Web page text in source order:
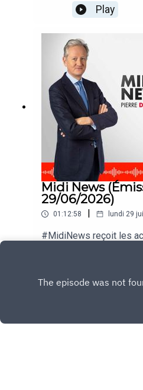
Play
Midi News
29/06/2026)
01:12:58 lundi 29
#MidiNews reçoit les